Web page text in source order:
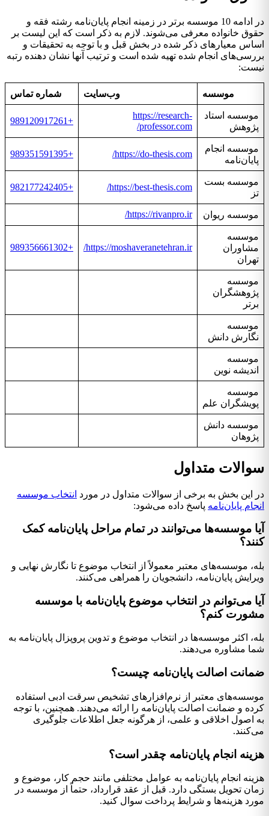
در ادامه 10 موسسه برتر در زمینه انجام پایان‌نامه رشته فقه و
حقوق خانواده معرفی می‌شوند. لازم به ذکر است که این لیست بر
اساس معیارهای ذکر شده در بخش قبل و با توجه به تحقیقات و
بررسی‌های انجام شده تهیه شده است و ترتیب آنها نشان دهنده رتبه
نیست:
موسسه وب‌سایت شماره تماس
موسسه استاد
پژوهش
https://research-
professor.com/
+989120917261
موسسه انجام
پایان‌نامه
https://do-thesis.com/
+989351591395
موسسه بست
تز
https://best-thesis.com/
+982177242405
موسسه ریوان https://rivanpro.ir/
موسسه
مشاوران
تهران
https://moshaveranetehran.ir/
+989356661302
موسسه
پژوهشگران
برتر
موسسه
نگارش دانش
موسسه
اندیشه نوین
موسسه
پویشگران علم
موسسه دانش
پژوهان
سوالات متداول
در این بخش به برخی از سوالات متداول در مورد انتخاب موسسه
انجام پایان‌نامه پاسخ داده می‌شود:
آیا موسسه‌ها می‌توانند در تمام مراحل پایان‌نامه کمک
کنند؟
بله، موسسه‌های معتبر معمولاً از انتخاب موضوع تا نگارش نهایی و
ویرایش پایان‌نامه، دانشجویان را همراهی می‌کنند.
آیا می‌توانم در انتخاب موضوع پایان‌نامه با موسسه
مشورت کنم؟
بله، اکثر موسسه‌ها در انتخاب موضوع و تدوین پروپزال پایان‌نامه به
شما مشاوره می‌دهند.
ضمانت اصالت پایان‌نامه چیست؟
موسسه‌های معتبر از نرم‌افزارهای تشخیص سرقت ادبی استفاده
کرده و ضمانت اصالت پایان‌نامه را ارائه می‌دهند. همچنین، با توجه
به اصول اخلاقی و علمی، از هرگونه جعل اطلاعات جلوگیری
می‌کنند.
هزینه انجام پایان‌نامه چقدر است؟
هزینه انجام پایان‌نامه به عوامل مختلفی مانند حجم کار، موضوع و
زمان تحویل بستگی دارد. قبل از عقد قرارداد، حتماً از موسسه در
مورد هزینه‌ها و شرایط پرداخت سوال کنید.